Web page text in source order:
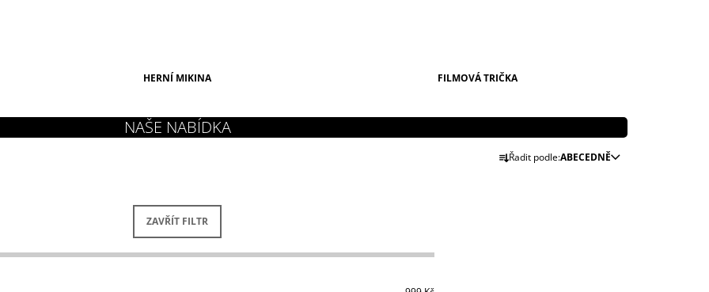
HERNÍ MIKINA FILMOVÁ TRIČKA
Ř Řadit podle:ABECEDNĚ
ZAVŘÍT FILTR